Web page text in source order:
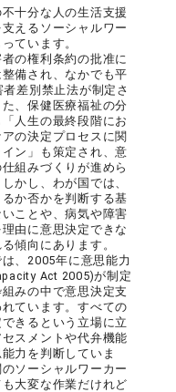
十分な人の生活支援
えるソーシャルワー
ています。
の権利条約の批准に
備され、なかでも平
差別禁止法が制定さ
、保健医療福祉の分
人生の最終段階にお
の決定プロセスに関
ン」も策定され、意
組みづくりが進めら
かし、わが国では、
か否かを判断する基
ことや、病気や障害
由に意思決定できな
傾向にあります。
、2005年に意思能力
Act 2005)が制定
みの中で意思決定支
ています。すべての
きるという立場に立
スメントや代弁機能
力を判断していま
ソーシャルワーカー
大変な作業だけれど